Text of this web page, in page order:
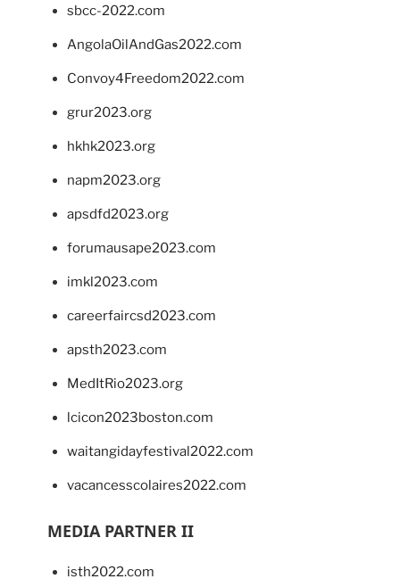
sbcc-2022.com
AngolaOilAndGas2022.com
Convoy4Freedom2022.com
grur2023.org
hkhk2023.org
napm2023.org
apsdfd2023.org
forumausape2023.com
imkl2023.com
careerfaircsd2023.com
apsth2023.com
MedItRio2023.org
lcicon2023boston.com
waitangidayfestival2022.com
vacancesscolaires2022.com
MEDIA PARTNER II
isth2022.com